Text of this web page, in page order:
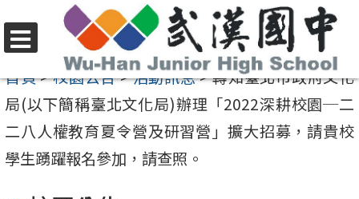
至
要
內
容
選
單
首頁>校園公告>活動訊息>轉知臺北市政府文化
局(以下簡稱臺北文化局)辦理「2022深耕校園─二
二八人權教育夏令營及研習營」擴大招募，請貴校
學生踴躍報名參加，請查照。